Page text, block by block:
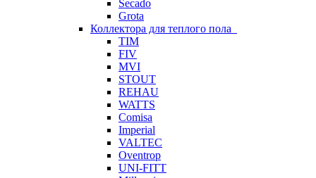
Secado
Grota
Коллектора для теплого пола
TIM
FIV
MVI
STOUT
REHAU
WATTS
Comisa
Imperial
VALTEC
Oventrop
UNI-FITT